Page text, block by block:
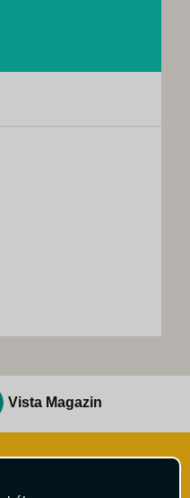
Vista Magazin